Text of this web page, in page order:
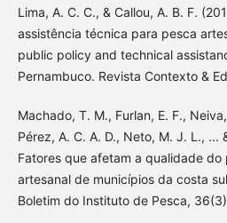
Lima, A. C. C., & Callou, A. B. F.
assistência técnica para pesca
public policy and technical
Pernambuco. Revista Contexto &
Machado, T. M., Furlan, E. F.,
Pérez, A. C. A. D., Neto, M. J. L., ...
Fatores que afetam a qualidade do
artesanal de municípios da costa
Boletim do Instituto de Pesca,